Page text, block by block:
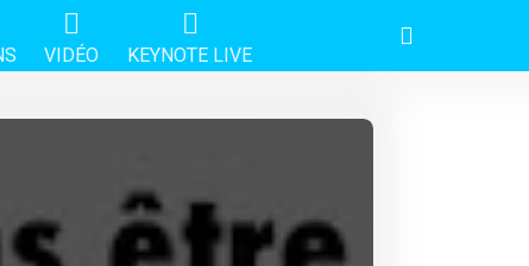
VIDÉO KEYNOTE LIVE